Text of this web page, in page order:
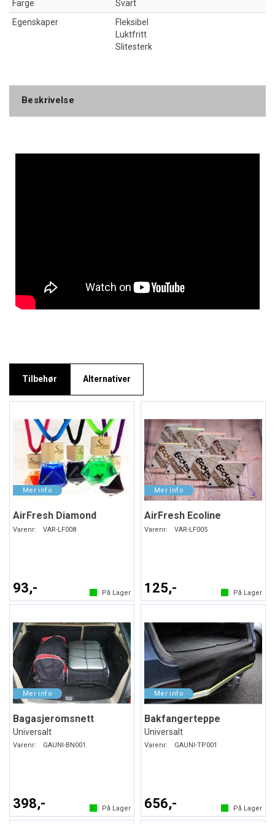
Farge
Svart
Egenskaper
Fleksibel
Luktfritt
Slitesterk
Beskrivelse
Tilbehør Alternativer
AirFresh Diamond
Varenr: VAR-LF008
93,- På Lager
AirFresh Ecoline
Varenr: VAR-LF005
125,- På Lager
Bagasjeromsnett
Universalt
Varenr: GAUNI-BN001
398,- På Lager
Bakfangerteppe
Universalt
Varenr: GAUNI-TP001
656,- På Lager